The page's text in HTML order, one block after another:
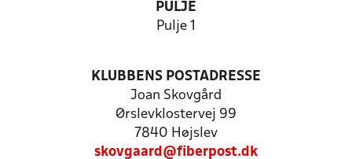
PULJE
Pulje 1
KLUBBENS POSTADRESSE
Joan Skovgård
Ørslevklostervej 99
7840 Højslev
skovgaard@fiberpost.dk